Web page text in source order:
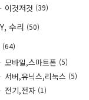
이것저것 (39)
수리 (50)
(64)
모바일,스마트폰 (5)
서버,유닉스,리눅스 (5)
전기,전자 (1)